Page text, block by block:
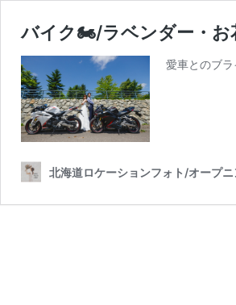
バイク🏍/ラベンダー・
愛車とのブ
北海道ロケーションフォト/オープ